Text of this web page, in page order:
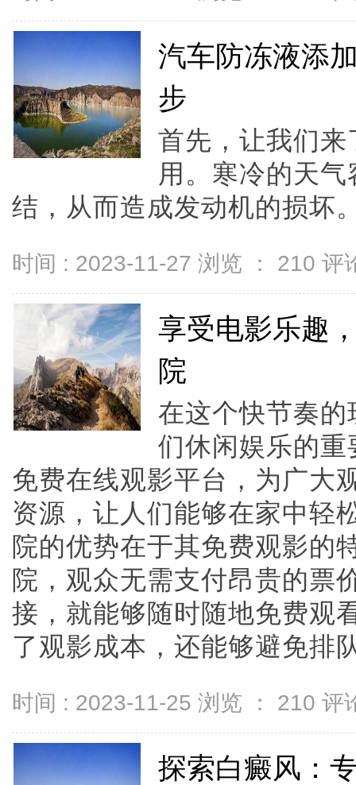
汽车防冻液添
步
首先，让我们
用。寒冷的天
结，从而造成发动机的损坏
时间 : 2023-11-27 浏览 ： 210 评
享受电影乐趣
院
在这个快节奏
们休闲娱乐的
免费在线观影平台，为广大
资源，让人们能够在家中轻
院的优势在于其免费观影的
院，观众无需支付昂贵的票
接，就能够随时随地免费观
了观影成本，还能够避免排
时间 : 2023-11-25 浏览 ： 210 评
探索白癜风：